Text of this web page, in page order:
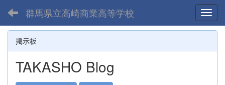
群馬県立高崎商業高等学校
掲示板
TAKASHO Blog